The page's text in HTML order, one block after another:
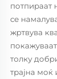
потпираат
се
жртвува
толку
трајна моќ